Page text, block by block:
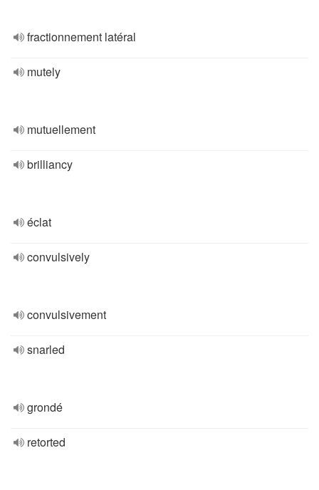
fractionnement latéral
mutely
mutuellement
brilliancy
éclat
convulsively
convulsivement
snarled
grondé
retorted